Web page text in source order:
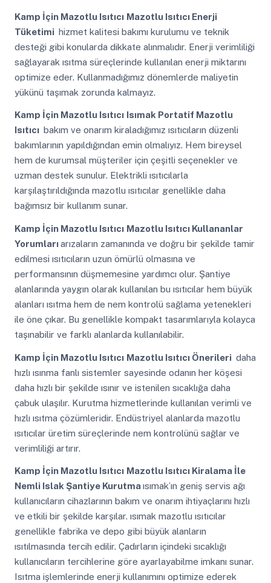
Kamp İçin Mazotlu Isıtıcı Mazotlu Isıtıcı Enerji
Tüketimi hizmet kalitesi bakımı kurulumu ve teknik
desteği gibi konularda dikkate alınmalıdır. Enerji verimliliği
sağlayarak ısıtma süreçlerinde kullanılan enerji miktarını
optimize eder. Kullanmadığımız dönemlerde maliyetin
yükünü taşımak zorunda kalmayız.
Kamp İçin Mazotlu Isıtıcı Isımak Portatif Mazotlu
Isıtıcı bakım ve onarım kiraladığımız ısıtıcıların düzenli
bakımlarının yapıldığından emin olmalıyız. Hem bireysel
hem de kurumsal müşteriler için çeşitli seçenekler ve
uzman destek sunulur. Elektrikli ısıtıcılarla
karşılaştırıldığında mazotlu ısıtıcılar genellikle daha
bağımsız bir kullanım sunar.
Kamp İçin Mazotlu Isıtıcı Mazotlu Isıtıcı Kullananlar
Yorumlarıarızaların zamanında ve doğru bir şekilde tamir
edilmesi ısıtıcıların uzun ömürlü olmasına ve
performansının düşmemesine yardımcı olur. Şantiye
alanlarında yaygın olarak kullanılan bu ısıtıcılar hem büyük
alanları ısıtma hem de nem kontrolü sağlama yetenekleri
ile öne çıkar. Bu genellikle kompakt tasarımlarıyla kolayca
taşınabilir ve farklı alanlarda kullanılabilir.
Kamp İçin Mazotlu Isıtıcı Mazotlu Isıtıcı Önerileri daha
hızlı ısınma fanlı sistemler sayesinde odanın her köşesi
daha hızlı bir şekilde ısınır ve istenilen sıcaklığa daha
çabuk ulaşılır. Kurutma hizmetlerinde kullanılan verimli ve
hızlı ısıtma çözümleridir. Endüstriyel alanlarda mazotlu
ısıtıcılar üretim süreçlerinde nem kontrolünü sağlar ve
verimliliği artırır.
Kamp İçin Mazotlu Isıtıcı Mazotlu Isıtıcı Kiralama İle
Nemli Islak Şantiye Kurutmaısımak’ın geniş servis ağı
kullanıcıların cihazlarının bakım ve onarım ihtiyaçlarını hızlı
ve etkili bir şekilde karşılar. ısımak mazotlu ısıtıcılar
genellikle fabrika ve depo gibi büyük alanların
ısıtılmasında tercih edilir. Çadırların içindeki sıcaklığı
kullanıcıların tercihlerine göre ayarlayabilme imkanı sunar.
Isıtma işlemlerinde enerji kullanımını optimize ederek